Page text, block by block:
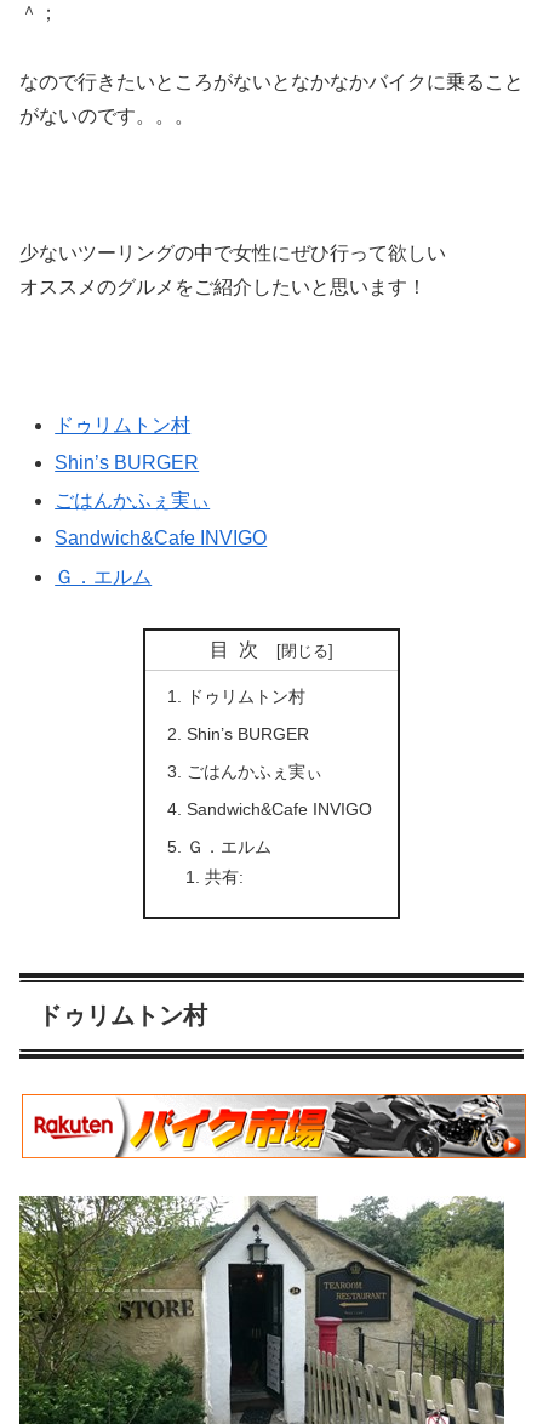
＾；
なので行きたいところがないとなかなかバイクに乗ること
がないのです。。。
少ないツーリングの中で女性にぜひ行って欲しい
オススメのグルメをご紹介したいと思います！
ドゥリムトン村
Shin’s BURGER
ごはんかふぇ実ぃ
Sandwich&Cafe INVIGO
Ｇ．エルム
目次
ドゥリムトン村
Shin’s BURGER
ごはんかふぇ実ぃ
Sandwich&Cafe INVIGO
Ｇ．エルム
共有:
ドゥリムトン村